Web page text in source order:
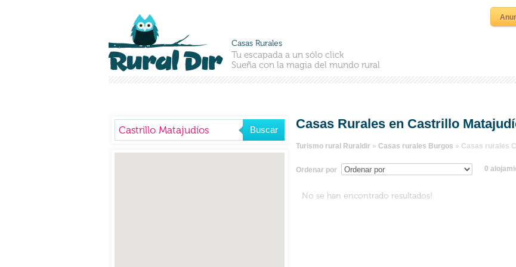
Casas Rurales
Tu escapada a un sólo click
Sueña con la magia del mundo rural
Casas Rurales en Castrillo
Turismo rural Ruraldir» Casas rurales Burgos » Casas rurales
Ordenar por 0
No se han encontrado resultados!